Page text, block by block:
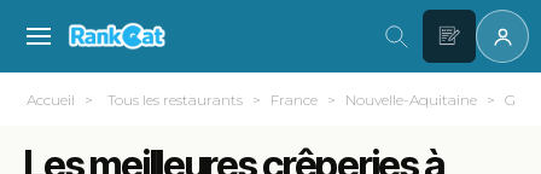
Accueil Tous les restaurants France Nouvelle-Aquitaine